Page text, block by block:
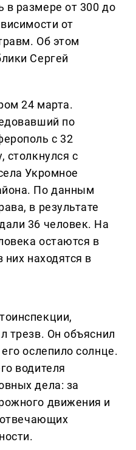
в размере от 300 до
от
Об этом
Сергей
24 марта.
по
с 32
столкнулся с
Укромное
По данным
в результате
36 человек. На
остаются в
них находятся в
трезв. Он объяснил
ослепило солнце.
водителя
дела: за
движения и
отвечающих